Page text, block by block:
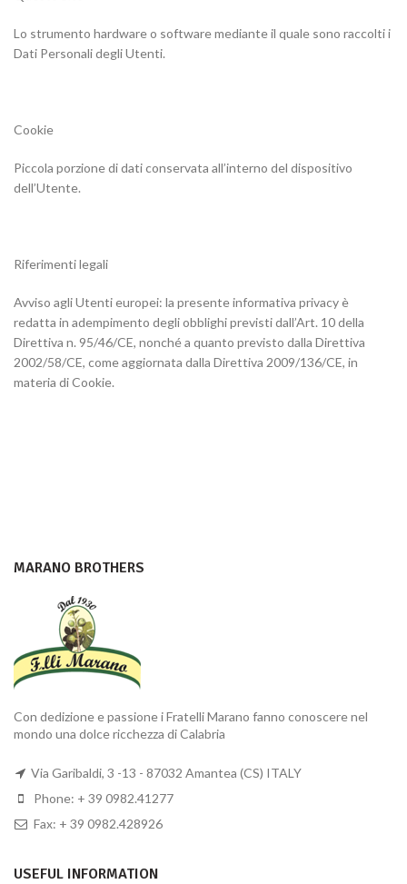
Lo strumento hardware o software mediante il quale sono raccolti i
Dati Personali degli Utenti.
Cookie
Piccola porzione di dati conservata all’interno del dispositivo
dell’Utente.
Riferimenti legali
Avviso agli Utenti europei: la presente informativa privacy è
redatta in adempimento degli obblighi previsti dall’Art. 10 della
Direttiva n. 95/46/CE, nonché a quanto previsto dalla Direttiva
2002/58/CE, come aggiornata dalla Direttiva 2009/136/CE, in
materia di Cookie.
MARANO BROTHERS
Con dedizione e passione i Fratelli Marano fanno conoscere nel
mondo una dolce ricchezza di Calabria
Via Garibaldi, 3 -13 - 87032 Amantea (CS) ITALY
Phone: + 39 0982.41277
Fax: + 39 0982.428926
USEFUL INFORMATION